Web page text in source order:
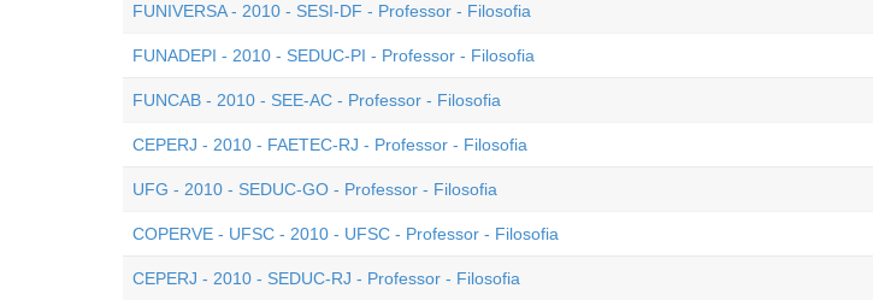
FUNIVERSA - 2010 - SESI-DF - Professor - Filosofia
FUNADEPI - 2010 - SEDUC-PI - Professor - Filosofia
FUNCAB - 2010 - SEE-AC - Professor - Filosofia
CEPERJ - 2010 - FAETEC-RJ - Professor - Filosofia
UFG - 2010 - SEDUC-GO - Professor - Filosofia
COPERVE - UFSC - 2010 - UFSC - Professor - Filosofia
CEPERJ - 2010 - SEDUC-RJ - Professor - Filosofia